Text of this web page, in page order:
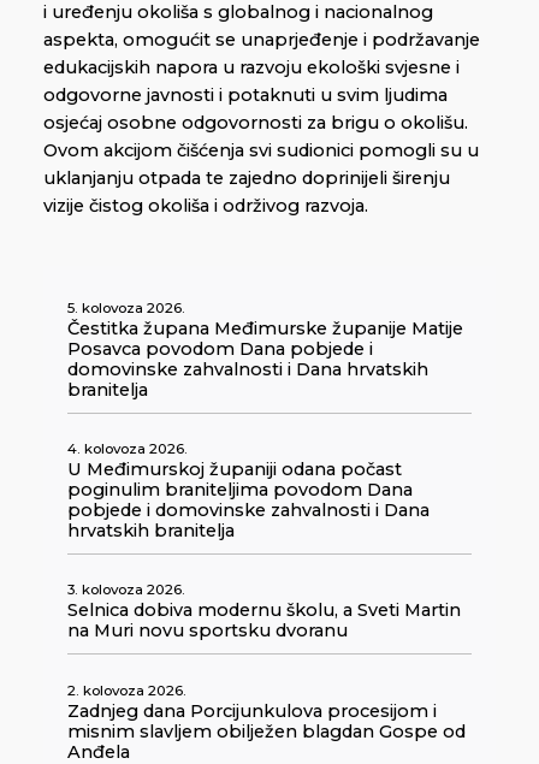
i uređenju okoliša s globalnog i nacionalnog
aspekta, omogućit se unaprjeđenje i podržavanje
edukacijskih napora u razvoju ekološki svjesne i
odgovorne javnosti i potaknuti u svim ljudima
osjećaj osobne odgovornosti za brigu o okolišu.
Ovom akcijom čišćenja svi sudionici pomogli su u
uklanjanju otpada te zajedno doprinijeli širenju
vizije čistog okoliša i održivog razvoja.
5. kolovoza 2026.
Čestitka župana Međimurske županije Matije
Posavca povodom Dana pobjede i
domovinske zahvalnosti i Dana hrvatskih
branitelja
4. kolovoza 2026.
U Međimurskoj županiji odana počast
poginulim braniteljima povodom Dana
pobjede i domovinske zahvalnosti i Dana
hrvatskih branitelja
3. kolovoza 2026.
Selnica dobiva modernu školu, a Sveti Martin
na Muri novu sportsku dvoranu
2. kolovoza 2026.
Zadnjeg dana Porcijunkulova procesijom i
misnim slavljem obilježen blagdan Gospe od
Anđela